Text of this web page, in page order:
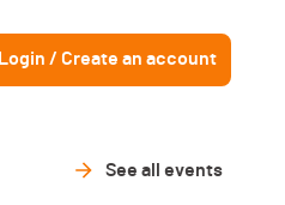
Login / Create an account
See all events